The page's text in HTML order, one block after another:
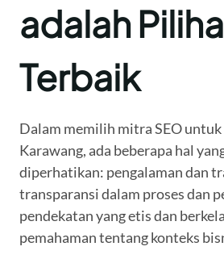
adalah
Terbaik
Dalam memilih mitra SEO
Karawang, ada beberapa hal
diperhatikan: pengalaman dan
transparansi dalam proses dan
pendekatan yang etis dan
pemahaman tentang konteks